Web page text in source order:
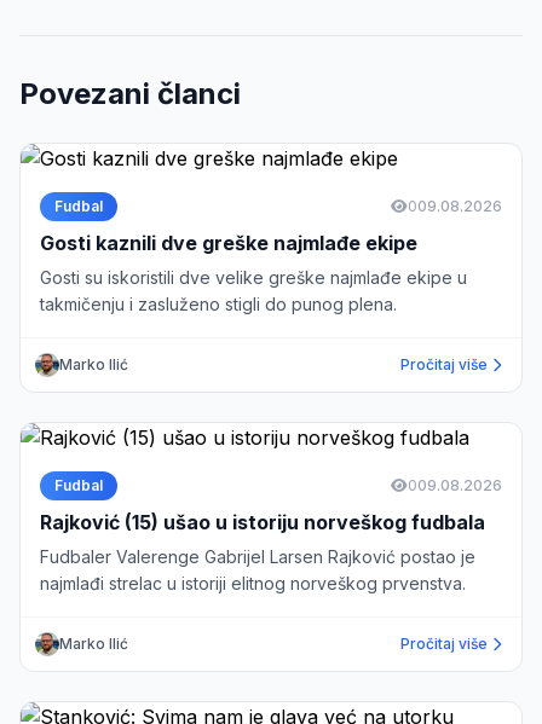
Povezani članci
Fudbal 009.08.2026
Gosti kaznili dve greške najmlađe ekipe
Gosti su iskoristili dve velike greške najmlađe ekipe u
takmičenju i zasluženo stigli do punog plena.
Marko Ilić Pročitaj više
Fudbal 009.08.2026
Rajković (15) ušao u istoriju norveškog fudbala
Fudbaler Valerenge Gabrijel Larsen Rajković postao je
najmlađi strelac u istoriji elitnog norveškog prvenstva.
Marko Ilić Pročitaj više